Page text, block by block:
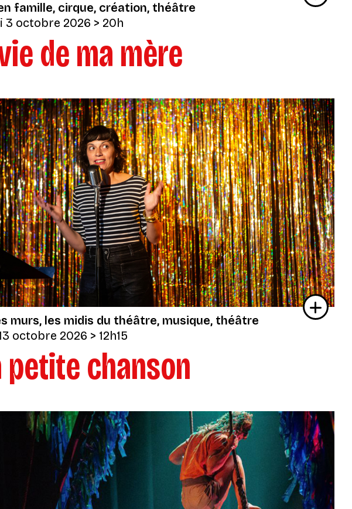
famille cirque création théâtre
3 octobre 2026 > 20h
de ma mère
murs les midis du théâtre musique théâtre
octobre 2026 > 12h15
petite chanson